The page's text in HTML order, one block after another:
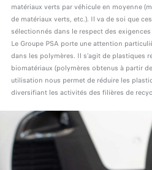
matériaux verts par véhicule en moyenne
de matériaux verts, etc.). Il va de soi que
sélectionnés dans le respect des
Le Groupe PSA porte une attention
dans les polymères. Il s’agit de plastiques
biomatériaux (polymères obtenus à partir
utilisation nous permet de réduire les
diversifiant les activités des filières de